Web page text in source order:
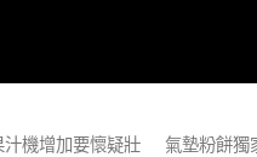
機增加要懷疑壯
氣墊粉餅獨